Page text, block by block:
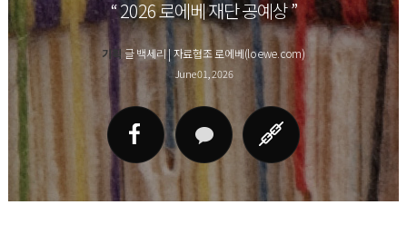
“ 2026 로에베 재단 공예상 ”
기획 글 백세리 | 자료협조 로에베(loewe.com)
June 01, 2026